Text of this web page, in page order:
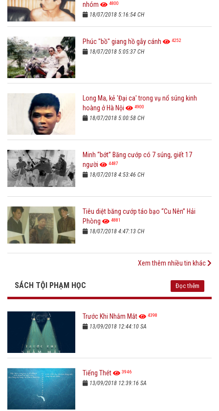
nhóm 4800
18/07/2018 5:16:54 CH
Phúc "bồ" giang hồ gẫy cánh 4252
18/07/2018 5:05:37 CH
Long Ma, kẻ 'Đại ca' trong vụ nổ súng kinh
hoàng ở Hà Nội
4900
18/07/2018 5:00:58 CH
Minh “bớt” Băng cướp có 7 súng, giết 17
người
4487
18/07/2018 4:53:46 CH
Tiêu diệt băng cướp táo bạo “Cu Nên” Hải
Phòng
4881
18/07/2018 4:47:13 CH
Xem thêm nhiều tin khác
SÁCH TỘI PHẠM HỌC Đọc thêm
Trước Khi Nhắm Mắt 4398
13/09/2018 12:44:10 SA
Tiếng Thét 3946
13/09/2018 12:39:16 SA